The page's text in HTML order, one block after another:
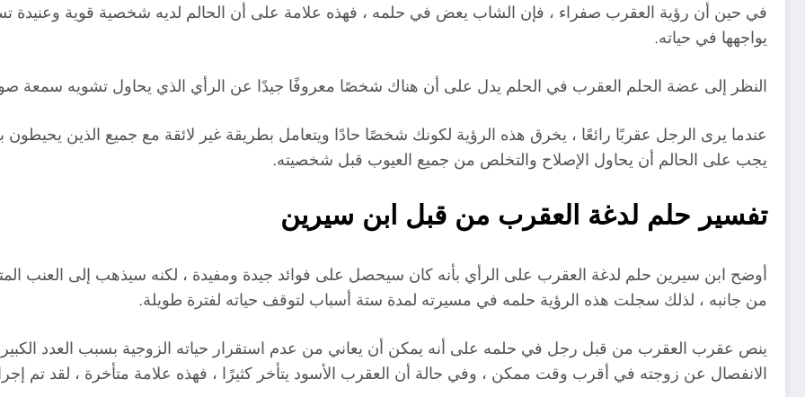
في حين أن رؤية العقرب صفراء ، فإن الشاب يعض في حلمه ، فهذه علامة على أن الحالم لديه شخصية قوية وعنيدة
يواجهها في حياته.
النظر إلى عضة الحلم العقرب في الحلم يدل على أن هناك شخصًا معروفًا جيدًا عن الرأي الذي يحاول تشويه سمعة
عندما يرى الرجل عقربًا رائعًا ، يخرق هذه الرؤية لكونك شخصًا حادًا ويتعامل بطريقة غير لائقة مع جميع الذين
يجب على الحالم أن يحاول الإصلاح والتخلص من جميع العيوب قبل شخصيته.
تفسير حلم لدغة العقرب من قبل ابن سيرين
أوضح ابن سيرين حلم لدغة العقرب على الرأي بأنه كان سيحصل على فوائد جيدة ومفيدة ، لكنه سيذهب إلى العنب
من جانبه ، لذلك سجلت هذه الرؤية حلمه في مسيرته لمدة ستة أسباب لتوقف حياته لفترة طويلة.
ينص عقرب العقرب من قبل رجل في حلمه على أنه يمكن أن يعاني من عدم استقرار حياته الزوجية بسبب العدد الكبير
الانفصال عن زوجته في أقرب وقت ممكن ، وفي حالة أن العقرب الأسود يتأخر كثيرًا ، فهذه علامة متأخرة ، لقد تم